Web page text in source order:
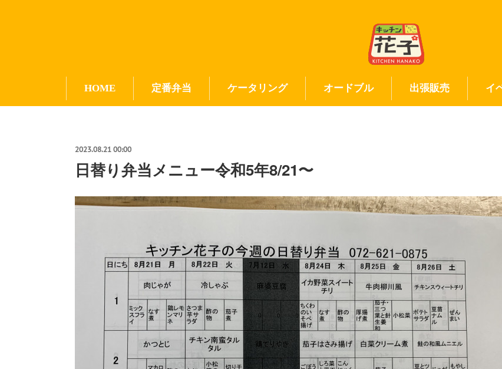
HOME 定番弁当 ケータリング オードブル 出張販売 イ
2023.08.21 00:00
日替り弁当メニュー令和5年8/21〜